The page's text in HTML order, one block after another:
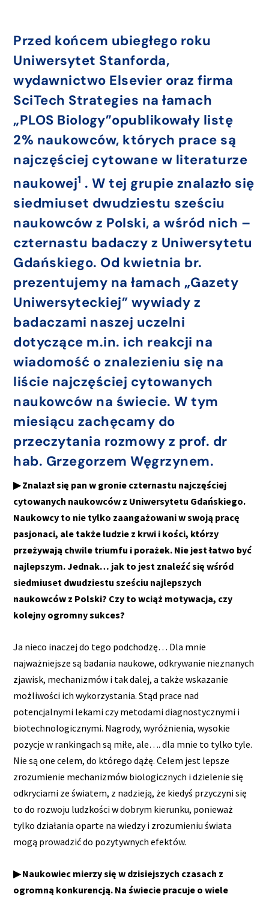
Przed końcem ubiegłego roku
Uniwersytet Stanforda,
wydawnictwo Elsevier oraz firma
SciTech Strategies na łamach
„PLOS Biology”opublikowały listę
2% naukowców, których prace są
najczęściej cytowane w literaturze
naukowej1 . W tej grupie znalazło się
siedmiuset dwudziestu sześciu
naukowców z Polski, a wśród nich –
czternastu badaczy z Uniwersytetu
Gdańskiego. Od kwietnia br.
prezentujemy na łamach „Gazety
Uniwersyteckiej” wywiady z
badaczami naszej uczelni
dotyczące m.in. ich reakcji na
wiadomość o znalezieniu się na
liście najczęściej cytowanych
naukowców na świecie. W tym
miesiącu zachęcamy do
przeczytania rozmowy z prof. dr
hab. Grzegorzem Węgrzynem.
▶ Znalazł się pan w gronie czternastu najczęściej
cytowanych naukowców z Uniwersytetu Gdańskiego.
Naukowcy to nie tylko zaangażowani w swoją pracę
pasjonaci, ale także ludzie z krwi i kości, którzy
przeżywają chwile triumfu i porażek. Nie jest łatwo być
najlepszym. Jednak… jak to jest znaleźć się wśród
siedmiuset dwudziestu sześciu najlepszych
naukowców z Polski? Czy to wciąż motywacja, czy
kolejny ogromny sukces?
Ja nieco inaczej do tego podchodzę… Dla mnie
najważniejsze są badania naukowe, odkrywanie nieznanych
zjawisk, mechanizmów i tak dalej, a także wskazanie
możliwości ich wykorzystania. Stąd prace nad
potencjalnymi lekami czy metodami diagnostycznymi i
biotechnologicznymi. Nagrody, wyróżnienia, wysokie
pozycje w rankingach są miłe, ale…. dla mnie to tylko tyle.
Nie są one celem, do którego dążę. Celem jest lepsze
zrozumienie mechanizmów biologicznych i dzielenie się
odkryciami ze światem, z nadzieją, że kiedyś przyczyni się
to do rozwoju ludzkości w dobrym kierunku, ponieważ
tylko działania oparte na wiedzy i zrozumieniu świata
mogą prowadzić do pozytywnych efektów.
▶ Naukowiec mierzy się w dzisiejszych czasach z
ogromną konkurencją. Na świecie pracuje o wiele